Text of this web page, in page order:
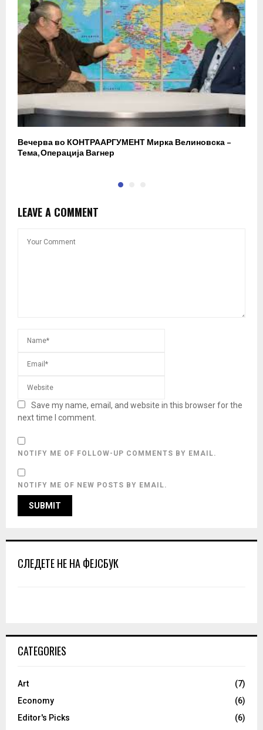
Вечерва во КОНТРААРГУМЕНТ Мирка Велиновска –
Тема, Операција Вагнер
LEAVE A COMMENT
Save my name, email, and website in this browser for the
next time I comment.
NOTIFY ME OF FOLLOW-UP COMMENTS BY EMAIL.
NOTIFY ME OF NEW POSTS BY EMAIL.
СЛЕДЕТЕ НЕ НА ФЕЈСБУК
CATEGORIES
Art
(7)
Economy
(6)
Editor's Picks
(6)